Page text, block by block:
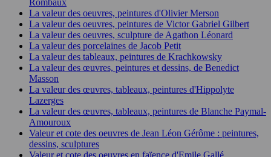
Rombaux
La valeur des oeuvres, peintures d'Olivier Merson
La valeur des oeuvres, peintures de Victor Gabriel Gilbert
La valeur des oeuvres, sculpture de Agathon Léonard
La valeur des porcelaines de Jacob Petit
La valeur des tableaux, peintures de Krachkowsky
La valeur des œuvres, peintures et dessins, de Benedict
Masson
La valeur des œuvres, tableaux, peintures d'Hippolyte
Lazerges
La valeur des œuvres, tableaux, peintures de Blanche Paymal-
Amouroux
Valeur et cote des oeuvres de Jean Léon Gérôme : peintures,
dessins, sculptures